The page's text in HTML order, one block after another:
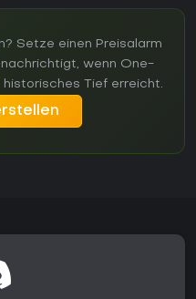
Setze einen Preisalarm
wenn One-
Tief erreicht.